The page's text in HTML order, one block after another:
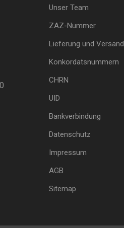
Unser Team
ZAZ-Nummer
Lieferung und Versand
Konkordatsnummern
CHRN
UID
Bankverbindung
Datenschutz
Impressum
AGB
Sitemap